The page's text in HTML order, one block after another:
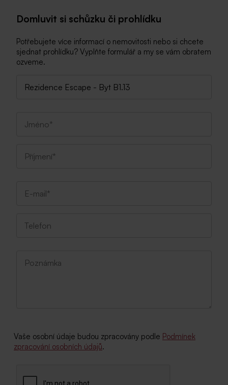
Domluvit si schůzku či prohlídku
Potřebujete více informací o nemovitosti nebo si chcete
sjednat prohlídku? Vyplňte formulář a my se vám obratem
ozveme.
Vaše osobní údaje budou zpracovány podle Podmínek
zpracování osobních údajů.